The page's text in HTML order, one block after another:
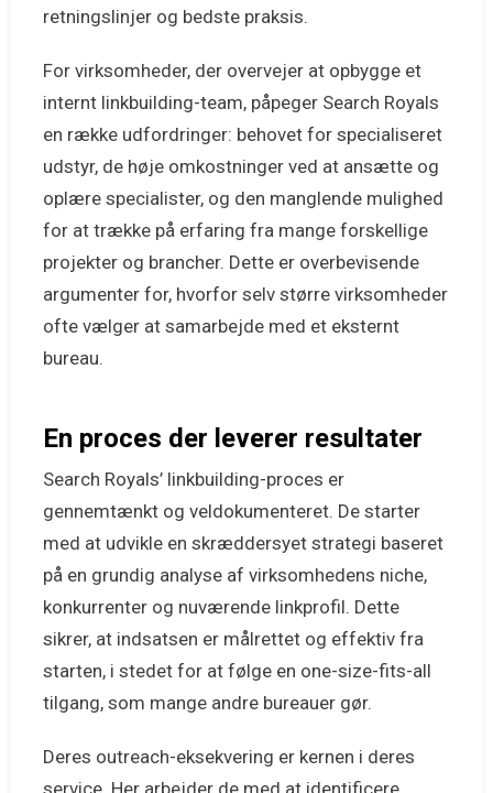
retningslinjer og bedste praksis.
For virksomheder, der overvejer at opbygge et
internt linkbuilding-team, påpeger Search Royals
en række udfordringer: behovet for specialiseret
udstyr, de høje omkostninger ved at ansætte og
oplære specialister, og den manglende mulighed
for at trække på erfaring fra mange forskellige
projekter og brancher. Dette er overbevisende
argumenter for, hvorfor selv større virksomheder
ofte vælger at samarbejde med et eksternt
bureau.
En proces der leverer resultater
Search Royals’ linkbuilding-proces er
gennemtænkt og veldokumenteret. De starter
med at udvikle en skræddersyet strategi baseret
på en grundig analyse af virksomhedens niche,
konkurrenter og nuværende linkprofil. Dette
sikrer, at indsatsen er målrettet og effektiv fra
starten, i stedet for at følge en one-size-fits-all
tilgang, som mange andre bureauer gør.
Deres outreach-eksekvering er kernen i deres